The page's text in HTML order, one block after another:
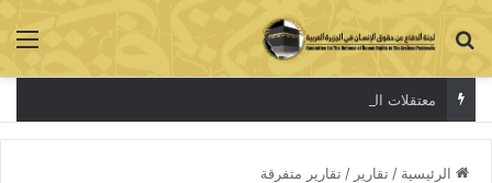
بحث عن
معتقلات الرأي
الرئيسية / تقارير / تقارير متفرقة